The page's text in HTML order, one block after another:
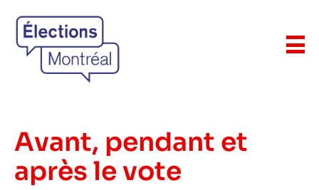
Avant, pendant et
après le vote